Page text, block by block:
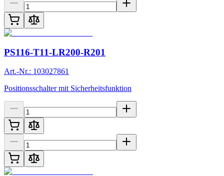
PS116-T11-LR200-R201
Art.-Nr.: 103027861
Positionsschalter mit Sicherheitsfunktion